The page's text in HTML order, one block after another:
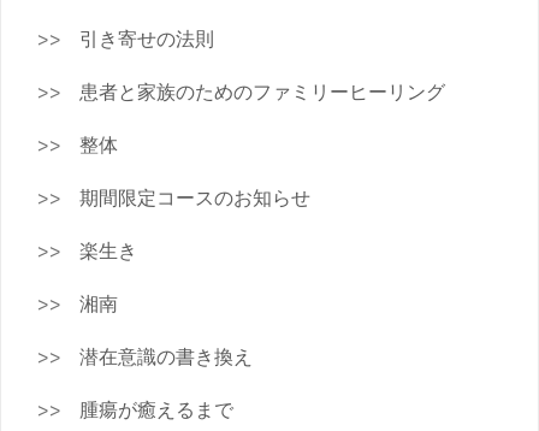
引き寄せの法則
患者と家族のためのファミリーヒーリング
整体
期間限定コースのお知らせ
楽生き
湘南
潜在意識の書き換え
腫瘍が癒えるまで